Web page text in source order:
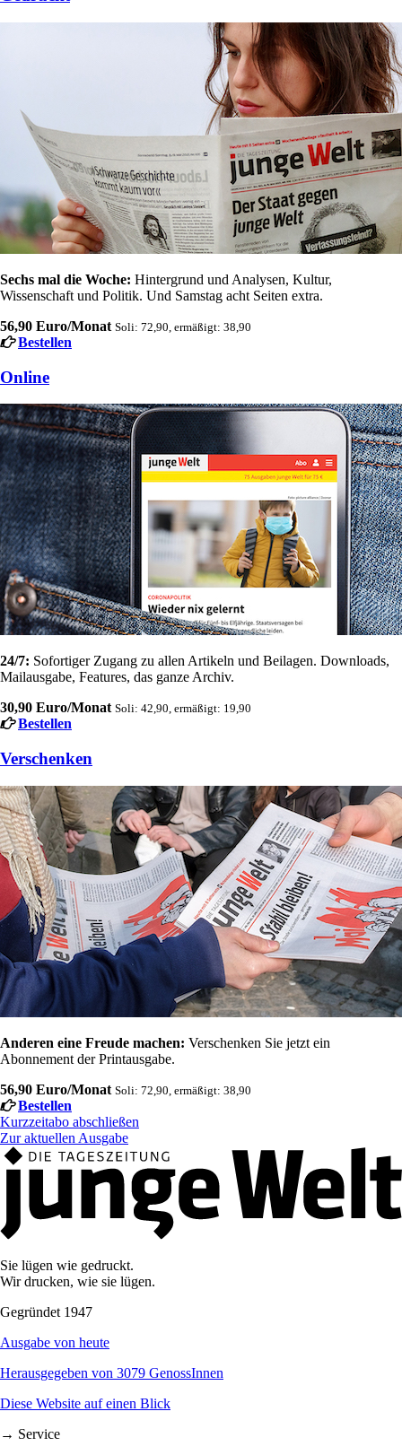
Sechs mal die Woche: Hintergrund und Analysen, Kultur,
Wissenschaft und Politik. Und Samstag acht Seiten extra.
56,90 Euro/Monat Soli: 72,90, ermäßigt: 38,90
Bestellen
Online
24/7: Sofortiger Zugang zu allen Artikeln und Beilagen. Downloads,
Mailausgabe, Features, das ganze Archiv.
30,90 Euro/Monat Soli: 42,90, ermäßigt: 19,90
Bestellen
Verschenken
Anderen eine Freude machen: Verschenken Sie jetzt ein
Abonnement der Printausgabe.
56,90 Euro/Monat Soli: 72,90, ermäßigt: 38,90
Bestellen
Kurzzeitabo abschließen
Zur aktuellen Ausgabe
Sie lügen wie gedruckt.
Wir drucken, wie sie lügen.
Gegründet 1947
Ausgabe von heute
Herausgegeben von 3079 GenossInnen
Diese Website auf einen Blick
→ Service